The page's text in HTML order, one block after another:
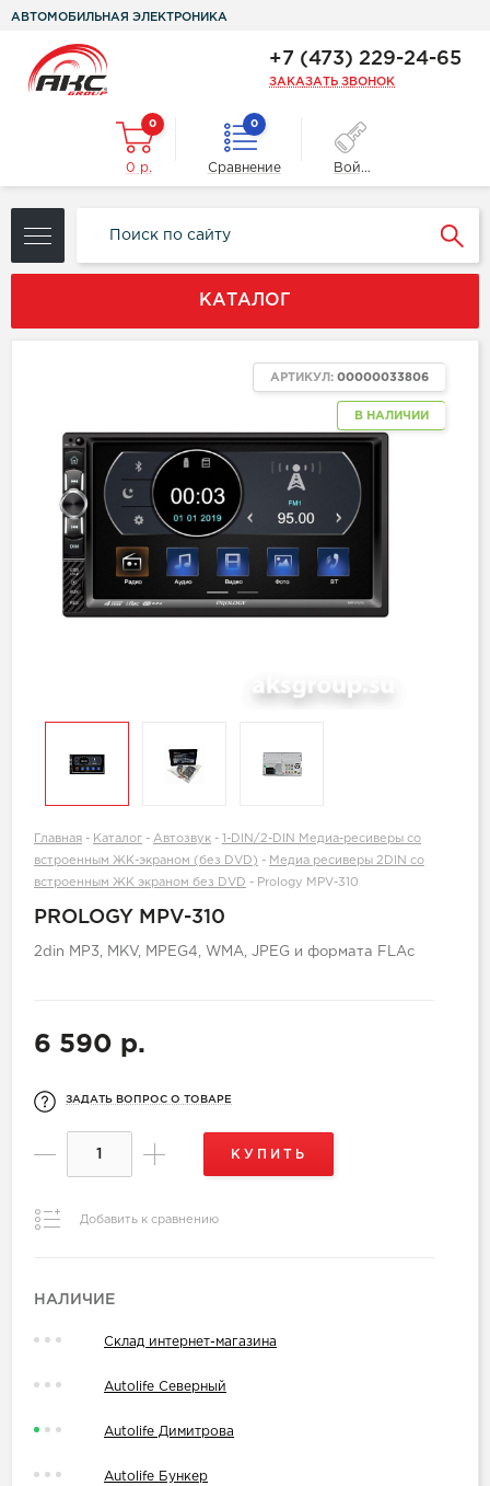
АВТОМОБИЛЬНАЯ ЭЛЕКТРОНИКА
+7 (473) 229-24-65
ЗАКАЗАТЬ ЗВОНОК
0
0 р.
0
Сравнение Войти
КАТАЛОГ
В НАЛИЧИИ
АРТИКУЛ: 00000033806
Главная - Каталог - Автозвук -
1-DIN/2-DIN Медиа-ресиверы со
встроенным ЖК-экраном (без DVD) - Медиа ресиверы 2DIN со
встроенным ЖК экраном без DVD - Prology MPV-310
PROLOGY MPV-310
2din MP3, MKV, MPEG4, WMA, JPEG и формата FLAc
6 590 р.
ЗАДАТЬ ВОПРОС О ТОВАРЕ
КУПИТЬ
Добавить к сравнению
НАЛИЧИЕ
Склад интернет-магазина
Autolife Северный
Autolife Димитрова
Autolife Бункер